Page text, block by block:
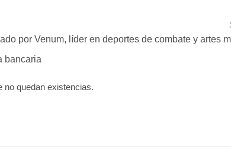
por Venum, líder en deportes de combate y artes
bancaria
no quedan existencias.